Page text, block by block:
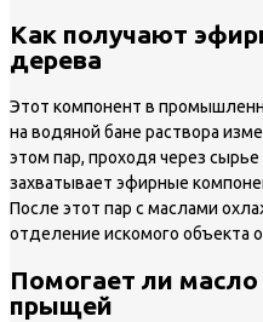
Как получают
дерева
Этот компонент в
на водяной бане раствора
этом пар, проходя через
захватывает эфирные
После этот пар с маслами
отделение искомого объекта
Помогает ли
прыщей